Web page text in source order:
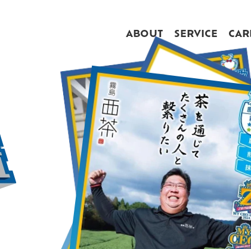
ABOUT SERVICE